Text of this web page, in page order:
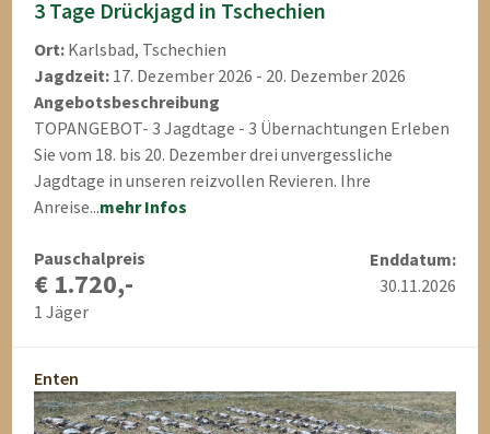
3 Tage Drückjagd in Tschechien
Ort: Karlsbad, Tschechien
Jagdzeit: 17. Dezember 2026 - 20. Dezember 2026
Angebotsbeschreibung
TOPANGEBOT- 3 Jagdtage - 3 Übernachtungen Erleben
Sie vom 18. bis 20. Dezember drei unvergessliche
Jagdtage in unseren reizvollen Revieren. Ihre
Anreise...mehr Infos
Pauschalpreis
€ 1.720,-
1 Jäger
Enddatum:
30.11.2026
Enten